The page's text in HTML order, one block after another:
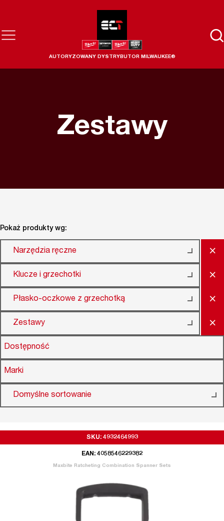
AUTORYZOWANY DYSTRYBUTOR MILWAUKEE®
Zestawy
Pokaż produkty wg:
Narzędzia ręczne ×
Klucze i grzechotki ×
Płasko-oczkowe z grzechotką ×
Zestawy ×
Dostępność
Marki
Domyślne sortowanie
SKU: 4932464993
EAN: 4058546229382
Maxbite Ratcheting Combination Spanner Sets